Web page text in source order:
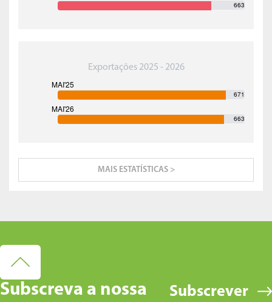
663
Exportações 2025 - 2026
671
663
MAIS ESTATÍSTICAS >
Subscreva a nossa Subscrever